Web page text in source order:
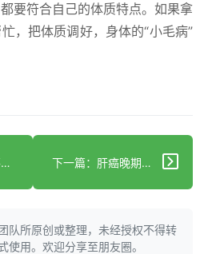
要符合自己的体质特点。如果拿
，把体质调好，身体的“小毛病”
上一篇：湿阻总不好？脾肾阳虚可能是根源，这样调理更有效 下一篇：肝癌晚期腹水如何调理？中医有这些方法！
队所原创或整理，未经授权不得转
使用。欢迎分享至朋友圈。